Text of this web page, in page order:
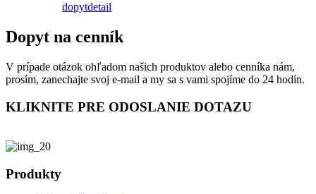
dopytdetail
Dopyt na cenník
V prípade otázok ohľadom našich produktov alebo cenníka nám,
prosím, zanechajte svoj e-mail a my sa s vami spojíme do 24 hodín.
KLIKNITE PRE ODOSLANIE DOTAZU
Produkty